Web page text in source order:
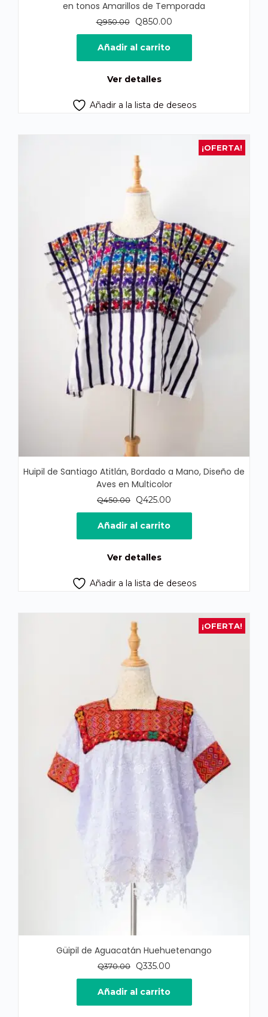
en tonos Amarillos de Temporada
Q950.00
El
precio
original
era:
Q850.00El
precio
es:
Añadir al carrito
Ver detalles
Añadir a la lista de deseos
¡OFERTA!
Huipil de Santiago Atitlán, Bordado a Mano, Diseño de
Aves en Multicolor
Q450.00
El
precio
original
era:
Q425.00
precio
es:
Añadir al carrito
Ver detalles
Añadir a la lista de deseos
¡OFERTA!
Güipil de Aguacatán Huehuetenango
Q370.00
El
precio
original
era:
Q335.00
precio
actual
es:
Añadir al carrito